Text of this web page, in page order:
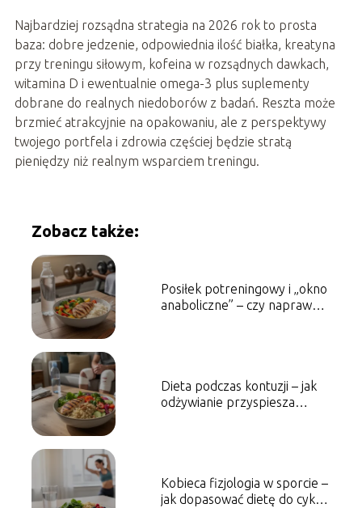
Najbardziej rozsądna strategia na 2026 rok to prosta
baza: dobre jedzenie, odpowiednia ilość białka, kreatyna
przy treningu siłowym, kofeina w rozsądnych dawkach,
witamina D i ewentualnie omega-3 plus suplementy
dobrane do realnych niedoborów z badań. Reszta może
brzmieć atrakcyjnie na opakowaniu, ale z perspektywy
twojego portfela i zdrowia częściej będzie stratą
pieniędzy niż realnym wsparciem treningu.
Zobacz także:
Posiłek potreningowy i „okno
anaboliczne” – czy naprawdę
Dieta podczas kontuzji – jak
odżywianie przyspiesza
Kobieca fizjologia w sporcie –
jak dopasować dietę do cyklu